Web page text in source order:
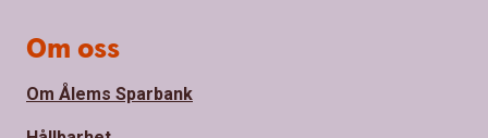
Om oss
Om Ålems Sparbank